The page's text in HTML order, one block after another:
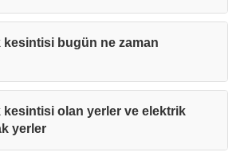
kesintisi bugün ne zaman
kesintisi olan yerler ve elektrik
yerler